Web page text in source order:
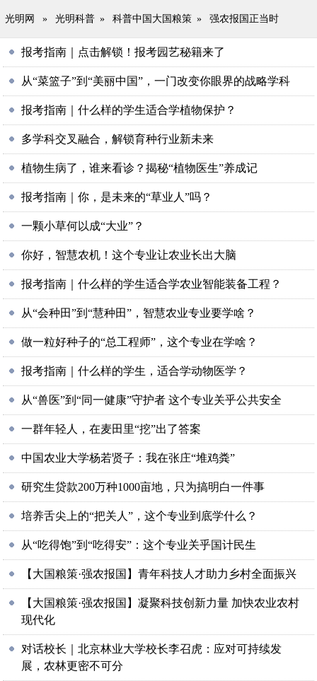
光明网 » 光明科普 » 科普中国大国粮策 » 强农报国正当时
报考指南｜点击解锁！报考园艺秘籍来了
从“菜篮子”到“美丽中国”，一门改变你眼界的战略学科
报考指南｜什么样的学生适合学植物保护？
多学科交叉融合，解锁育种行业新未来
植物生病了，谁来看诊？揭秘“植物医生”养成记
报考指南｜你，是未来的“草业人”吗？
一颗小草何以成“大业”？
你好，智慧农机！这个专业让农业长出大脑
报考指南｜什么样的学生适合学农业智能装备工程？
从“会种田”到“慧种田”，智慧农业专业要学啥？
做一粒好种子的“总工程师”，这个专业在学啥？
报考指南｜什么样的学生，适合学动物医学？
从“兽医”到“同一健康”守护者 这个专业关乎公共安全
一群年轻人，在麦田里“挖”出了答案
中国农业大学杨若贤子：我在张庄“堆鸡粪”
研究生贷款200万种1000亩地，只为搞明白一件事
培养舌尖上的“把关人”，这个专业到底学什么？
从“吃得饱”到“吃得安”：这个专业关乎国计民生
【大国粮策·强农报国】青年科技人才助力乡村全面振兴
【大国粮策·强农报国】凝聚科技创新力量 加快农业农村
现代化
对话校长｜北京林业大学校长李召虎：应对可持续发
展，农林更密不可分